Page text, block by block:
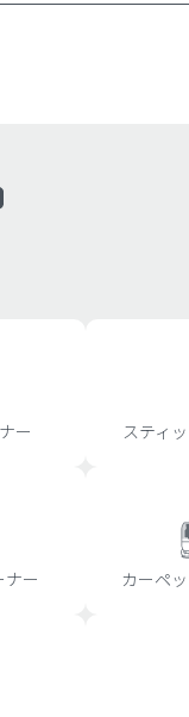
ー スティ
ナー カーペ